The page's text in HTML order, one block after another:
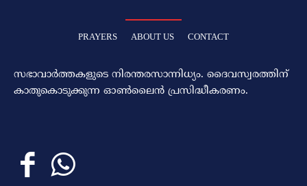
PRAYERS ABOUT US CONTACT
സഭാവാര്‍ത്തകളുടെ നിരന്തരസാന്നിധ്യം. ദൈവസ്വരത്തിന്‌
കാതുകൊടുക്കുന്ന ഓണ്‍ലൈന്‍ പ്രസിദ്ധീകരണം.